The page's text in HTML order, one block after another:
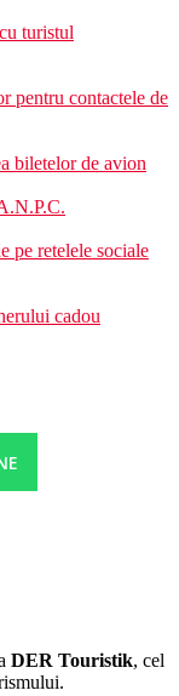
a.m.)
de cina in Taverna
rezervare)
vafe etc.
racoritoare)
persoanele peste
00:00)
si umbrele
Gratuit
depozit.
patut gratuit (la
turistul
pentru contactele de
biletelor de avion
pe retelele sociale
cadou
DER Touristik, cel